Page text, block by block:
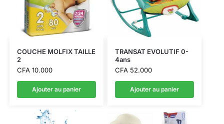
COUCHE MOLFIX TAILLE
2
CFA10.000
Ajouter au panier
TRANSAT EVOLUTIF 0-
4ans
CFA52.000
Ajouter au panier